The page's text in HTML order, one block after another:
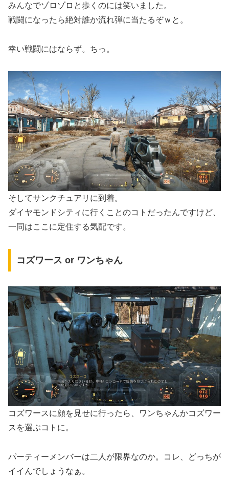
みんなでゾロゾロと歩くのには笑いました。
戦闘になったら絶対誰か流れ弾に当たるぞｗと。
幸い戦闘にはならず。ちっ。
そしてサンクチュアリに到着。
ダイヤモンドシティに行くことのコトだったんですけど、
一同はここに定住する気配です。
コズワース or ワンちゃん
コズワースに顔を見せに行ったら、ワンちゃんかコズワー
スを選ぶコトに。
パーティーメンバーは二人が限界なのか。コレ、どっちが
イイんでしょうなぁ。